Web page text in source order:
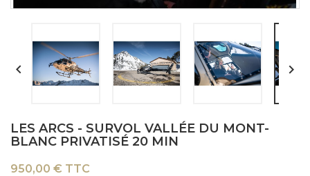
 
LES ARCS - SURVOL VALLÉE DU MONT-
BLANC PRIVATISÉ 20 MIN
950,00 € TTC